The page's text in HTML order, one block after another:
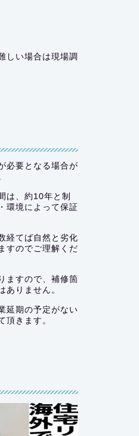
しい場合は現場調
必要となる場合が
は、約10年と制
環境によって保証
経てば自然と劣化
すのでご理解くだ
ますので、補修箇
ありません。
延期の予定がない
頂きます。